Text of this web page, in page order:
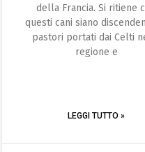
della Francia. Si ritiene
questi cani siano
pastori portati dai Celti
regione e
LEGGI TUTTO »